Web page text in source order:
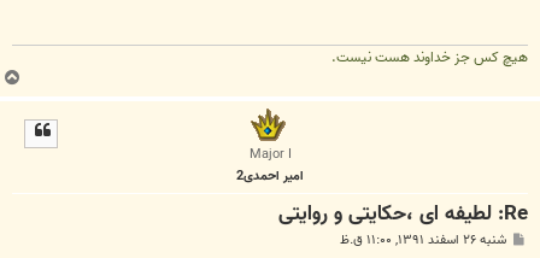
هیچ کس جز خداوند هست نیست.
ب
ا
Major I
امیر احمدی2
Re: لطیفه ای ،حکایتی و روایتی
پ شنبه ۲۶ اسفند ۱۳۹۱, ۱۱:۰۰ ق.ظ